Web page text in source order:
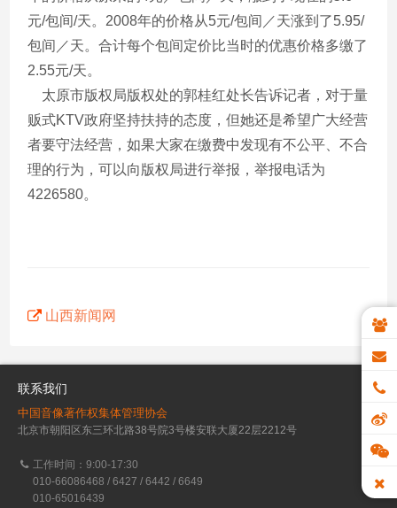
元/包间/天。2008年的价格从5元/包间／天涨到了5.95/
包间／天。合计每个包间定价比当时的优惠价格多缴了
2.55元/天。
太原市版权局版权处的郭桂红处长告诉记者，对于量
贩式KTV政府坚持扶持的态度，但她还是希望广大经营
者要守法经营，如果大家在缴费中发现有不公平、不合
理的行为，可以向版权局进行举报，举报电话为
4226580。
山西新闻网
联系我们
中国音像著作权集体管理协会
北京市朝阳区东三环北路38号院3号楼安联大厦22层2212号
工作时间：9:00-17:30
010-66086468 / 6427 / 6442 / 6649
010-65016439